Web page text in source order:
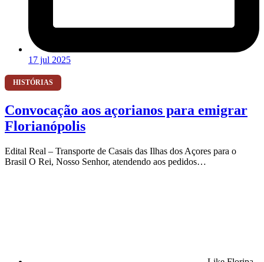
17 jul 2025
HISTÓRIAS
Convocação aos açorianos para emigrar
Florianópolis
Edital Real – Transporte de Casais das Ilhas dos Açores para o
Brasil O Rei, Nosso Senhor, atendendo aos pedidos…